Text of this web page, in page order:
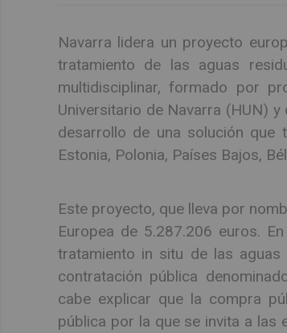
Navarra lidera un proyecto
tratamiento de las aguas
multidisciplinar, formado por
Universitario de Navarra (HUN)
desarrollo de una solución que
Estonia, Polonia, Países Bajos,
Este proyecto, que lleva por
Europea de 5.287.206 euros.
tratamiento in situ de las
contratación pública
cabe explicar que la compra
pública por la que se invita a las